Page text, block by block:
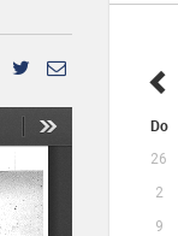
Do
26
2
9